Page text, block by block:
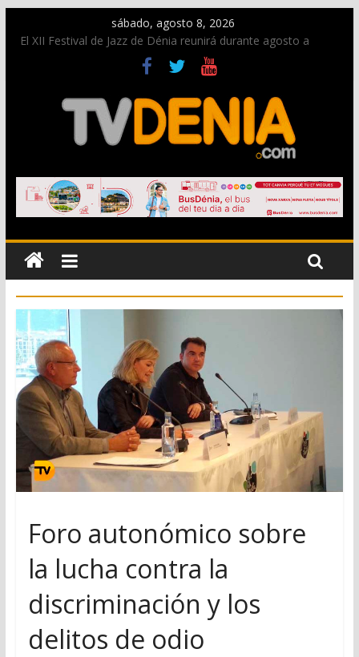
sábado, agosto 8, 2026
El XII Festival de Jazz de Dénia reunirá durante agosto a
figuras nacionales e internacionales en los Jardins de
Una nueva oportunidad para donar sangre en Cruz Roja
El bando moro protagonista en la Segunda Entraeta Festera
Paco Adsuar dona al Arxiu de Dénia más de 50.000 imágenes
La Entraeta Festera llena de ambiente la calle Marqués de
Campo con la recepción a la Capitanía Cristiana
Foro autonómico sobre
la lucha contra la
discriminación y los
delitos de odio